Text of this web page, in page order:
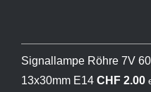
Signallampe Röhre 7V
13x30mm E14 CHF2.00